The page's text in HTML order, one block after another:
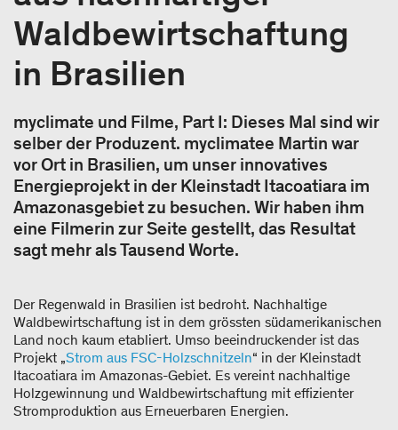
Waldbewirtschaftung
in Brasilien
myclimate und Filme, Part I: Dieses Mal sind wir
selber der Produzent. myclimatee Martin war
vor Ort in Brasilien, um unser innovatives
Energieprojekt in der Kleinstadt Itacoatiara im
Amazonasgebiet zu besuchen. Wir haben ihm
eine Filmerin zur Seite gestellt, das Resultat
sagt mehr als Tausend Worte.
Der Regenwald in Brasilien ist bedroht. Nachhaltige
Waldbewirtschaftung ist in dem grössten südamerikanischen
Land noch kaum etabliert. Umso beeindruckender ist das
Projekt „Strom aus FSC-Holzschnitzeln“ in der Kleinstadt
Itacoatiara im Amazonas-Gebiet. Es vereint nachhaltige
Holzgewinnung und Waldbewirtschaftung mit effizienter
Stromproduktion aus Erneuerbaren Energien.